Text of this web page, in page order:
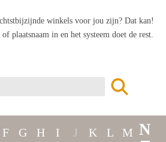
winkels voor jou zijn? Dat kan!
plaatsnaam in en het systeem doet de rest.
F G H I J K L M N